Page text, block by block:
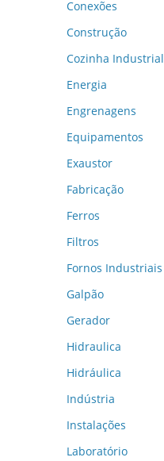
Conexões
Construção
Cozinha Industrial
Energia
Engrenagens
Equipamentos
Exaustor
Fabricação
Ferros
Filtros
Fornos Industriais
Galpão
Gerador
Hidraulica
Hidráulica
Indústria
Instalações
Laboratório